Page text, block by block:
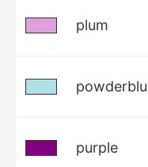
plum
purple